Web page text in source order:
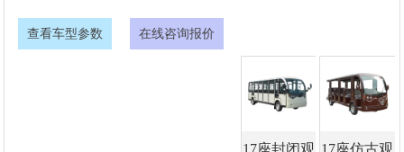
查看车型参数 在线咨询报价
17座封闭观 17座仿古观